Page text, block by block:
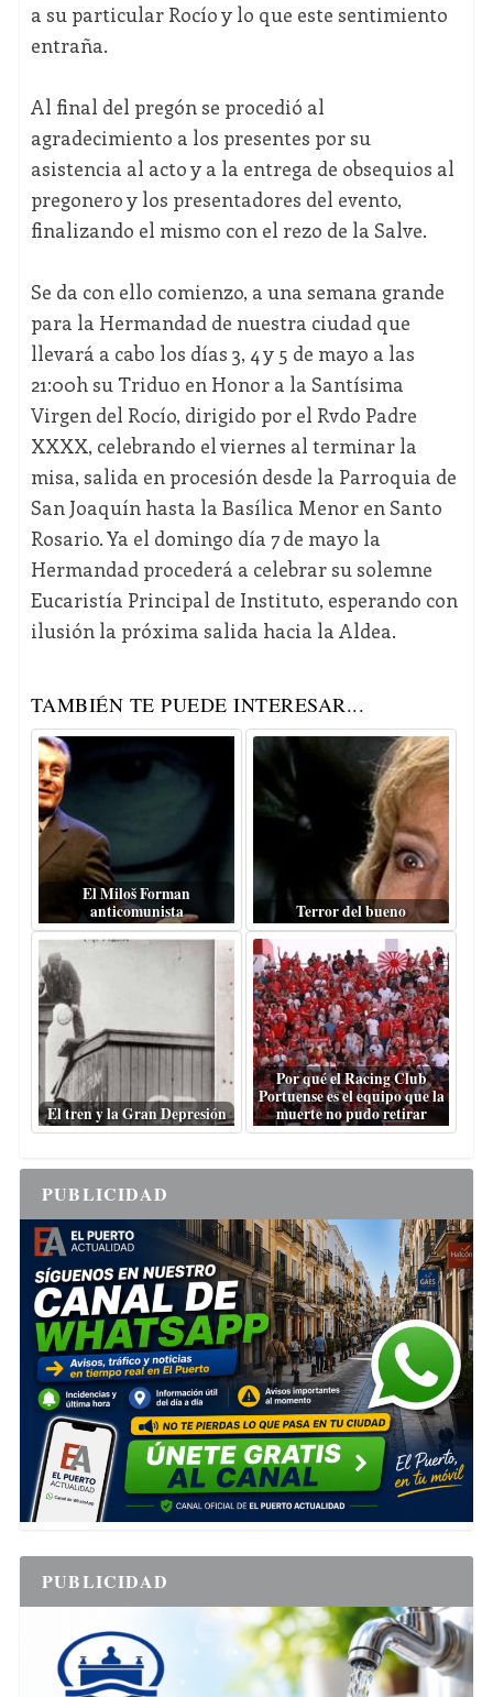
a su particular Rocío y lo que este sentimiento
entraña.
Al final del pregón se procedió al
agradecimiento a los presentes por su
asistencia al acto y a la entrega de obsequios al
pregonero y los presentadores del evento,
finalizando el mismo con el rezo de la Salve.
Se da con ello comienzo, a una semana grande
para la Hermandad de nuestra ciudad que
llevará a cabo los días 3, 4 y 5 de mayo a las
21:00h su Triduo en Honor a la Santísima
Virgen del Rocío, dirigido por el Rvdo Padre
XXXX, celebrando el viernes al terminar la
misa, salida en procesión desde la Parroquia de
San Joaquín hasta la Basílica Menor en Santo
Rosario. Ya el domingo día 7 de mayo la
Hermandad procederá a celebrar su solemne
Eucaristía Principal de Instituto, esperando con
ilusión la próxima salida hacia la Aldea.
TAMBIÉN TE PUEDE INTERESAR...
El Miloš Forman
anticomunista
Terror del bueno
El tren y la Gran Depresión
Por qué el Racing Club
Portuense es el equipo que la
muerte no pudo retirar
PUBLICIDAD
PUBLICIDAD